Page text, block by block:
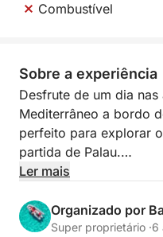
Combustível
Sobre a experiência
Desfrute de um dia
Mediterrâneo a bordo
perfeito para explorar
partida de Palau.
acessíveis, permite-lhe
enseadas de Lavezzi e
Ler mais
Organizado por
Super proprietário ·6